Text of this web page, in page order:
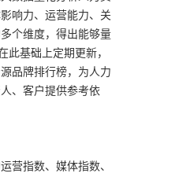
响力、运营能力、关
个维度，得出能够量
此基础上定期更新，
品牌排行榜，为人力
、客户提供参考依
营指数、媒体指数、